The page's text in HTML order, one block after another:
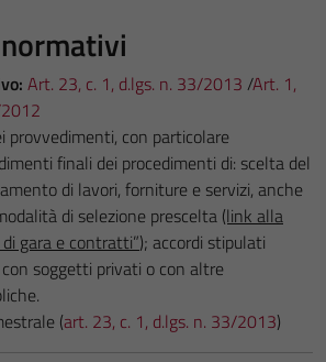
Art. 23, c. 1, d.lgs. n. 33/2013 /Art. 1,
provvedimenti, con particolare
finali dei procedimenti di: scelta del
di lavori, forniture e servizi, anche
di selezione prescelta (link alla
gara e contratti”); accordi stipulati
soggetti privati o con altre
(art. 23, c. 1, d.lgs. n. 33/2013)